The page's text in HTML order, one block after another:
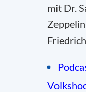
mit Dr.